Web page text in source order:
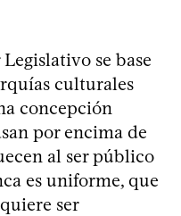
se base
culturales
concepción
por encima de
al ser público
es uniforme, que
ser